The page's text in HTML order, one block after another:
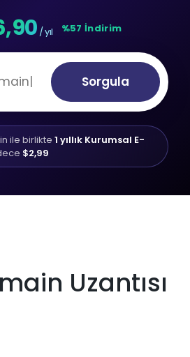
/ yıl %57 İndirim
Sorgula
ile birlikte 1 yıllık Kurumsal E-
$2,99
Uzantısı